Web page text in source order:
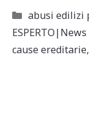
at
s
A
c
e
b
Categorie
abusi edilizi
cause ereditarie,